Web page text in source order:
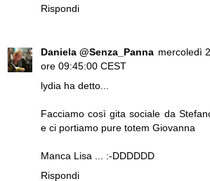
Rispondi
Daniela @Senza_Panna mercoledì
ore 09:45:00 CEST
lydia ha detto...
Facciamo così gita sociale da
e ci portiamo pure totem Giovanna
Manca Lisa ... :-DDDDDD
Rispondi